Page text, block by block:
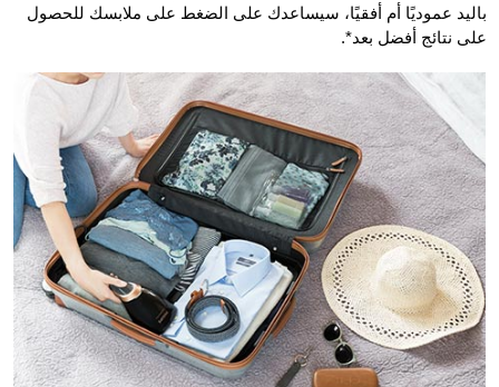
باليد عموديًا أم أفقيًا، سيساعدك على الضغط على ملابسك للحصول
على نتائج أفضل بعد*.